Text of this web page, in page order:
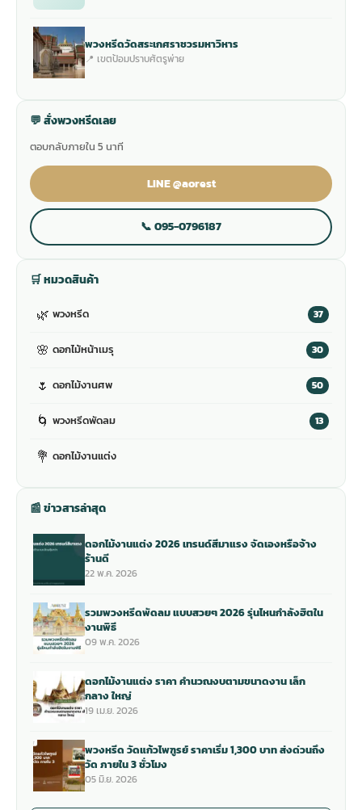
พวงหรีดวัดสระเกศราชวรมหาวิหาร
📍 เขตป้อมปราบศัตรูพ่าย
💬 สั่งพวงหรีดเลย
ตอบกลับภายใน 5 นาที
LINE @aorest
📞 095-0796187
🛒 หมวดสินค้า
🌿 พวงหรีด 37
🌸 ดอกไม้หน้าเมรุ 30
🌷 ดอกไม้งานศพ 50
🌀 พวงหรีดพัดลม 13
💐 ดอกไม้งานแต่ง
📰 ข่าวสารล่าสุด
ดอกไม้งานแต่ง 2026 เทรนด์สีมาแรง จัดเองหรือจ้าง
ร้านดี
22 พ.ค. 2026
รวมพวงหรีดพัดลม แบบสวยๆ 2026 รุ่นไหนกำลังฮิตใน
งานพิธี
09 พ.ค. 2026
ดอกไม้งานแต่ง ราคา คำนวณงบตามขนาดงาน เล็ก
กลาง ใหญ่
19 เม.ย. 2026
พวงหรีด วัดแก้วไพฑูรย์ ราคาเริ่ม 1,300 บาท ส่งด่วนถึง
วัด ภายใน 3 ชั่วโมง
05 มิ.ย. 2026